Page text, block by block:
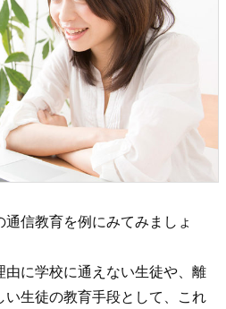
信教育を例にみてみましょ
由に学校に通えない生徒や、離
生徒の教育手段として、これ